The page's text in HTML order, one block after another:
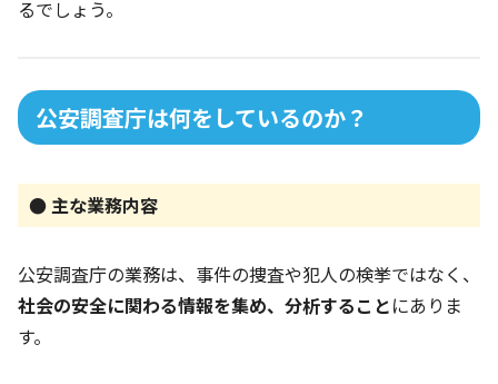
るでしょう。
公安調査庁は何をしているのか？
● 主な業務内容
公安調査庁の業務は、事件の捜査や犯人の検挙ではなく、
社会の安全に関わる情報を集め、分析することにありま
す。